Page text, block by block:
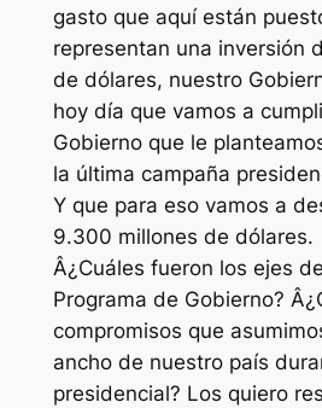
gasto que aquí están
representan una inversión
de dólares, nuestro
hoy día que vamos a
Gobierno que le
la última campaña
Y que para eso vamos a
9.300 millones de dólares.
Â¿Cuáles fueron los ejes
Programa de Gobierno?
compromisos que
ancho de nuestro país
presidencial? Los quiero